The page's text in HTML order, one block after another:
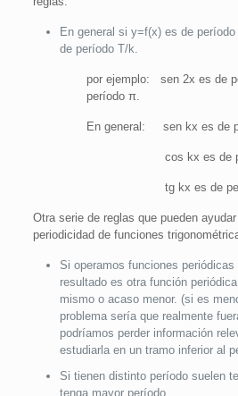
En general si y=f(x) es de
de período T/k.
por ejemplo: sen 2x es de
período π.
En general: sen kx es de
cos kx es de
tg kx es de
Otra serie de reglas que pueden
periodicidad de funciones
Si operamos funciones
resultado es otra función
mismo o acaso menor. (si es
problema sería que realmente
podríamos perder información
estudiarla en un tramo inferior al
Si tienen distinto período suelen
tenga mayor período.